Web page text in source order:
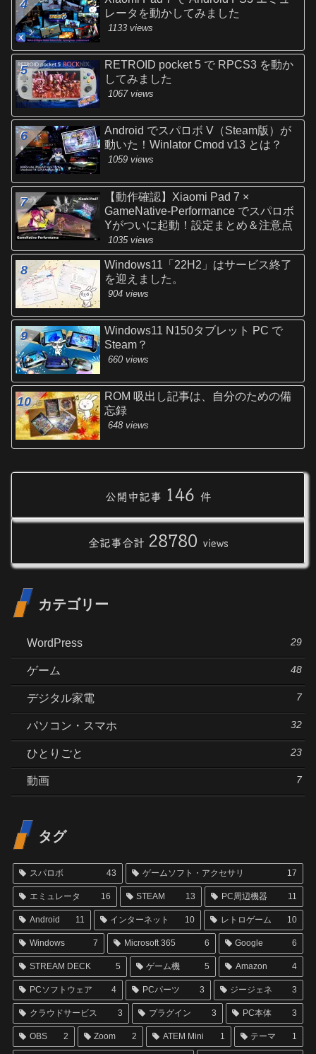
レータを動かしてみました
1133 views
RETROID pocket 5 で RPCS3 を動か
してみました
1067 views
Android でスパロボ V（Steam版）が
動いた！Winlator Cmod v13 とは？
1059 views
【動作確認】Xiaomi Pad 7 ×
GameNative-Performance でスパロボ
Yがついに起動！設定まとめ＆注意点
1035 views
Windows11「22H2」はサービス終了
を迎えました。
904 views
Windows11 N150タブレット PC で
Steam？
660 views
ROM 吸出し記事は、自分のための備
忘録
648 views
公開中記事 146 件
全記事合計 28780 views
カテゴリー
WordPress 29
ゲーム 48
デジタル家電 7
パソコン・スマホ 32
ひとりごと 23
動画 7
タグ
スパロボ 43 ゲームソフト・アクセサリ 17
エミュレータ 16 STEAM 13 PC周辺機器 11
Android 11 インターネット 10 レトロゲーム 10
Windows 7 Microsoft 365 6 Google 6
STREAM DECK 5 ゲーム機 5 Amazon 4
PCソフトウェア 4 PCパーツ 3 ジージェネ 3
クラウドサービス 3 プラグイン 3 PC本体 3
OBS 2 Zoom 2 ATEM Mini 1 テーマ 1